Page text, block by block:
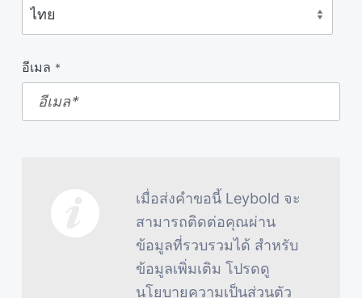
อีเมล *
เมื่อส่งคําขอนี้ Leybold จะ
สามารถติดต่อคุณผ่าน
ข้อมูลที่รวบรวมได้ สําหรับ
ข้อมูลเพิ่มเติม โปรดดู
นโยบายความเป็นส่วนตัว